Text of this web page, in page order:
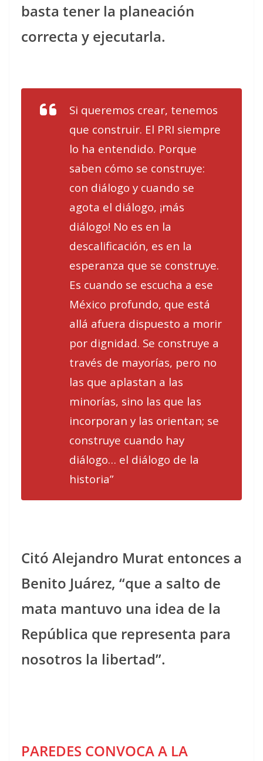
basta tener la planeación
correcta y ejecutarla.
Si queremos crear, tenemos
que construir. El PRI siempre
lo ha entendido. Porque
saben cómo se construye:
con diálogo y cuando se
agota el diálogo, ¡más
diálogo! No es en la
descalificación, es en la
esperanza que se construye.
Es cuando se escucha a ese
México profundo, que está
allá afuera dispuesto a morir
por dignidad. Se construye a
través de mayorías, pero no
las que aplastan a las
minorías, sino las que las
incorporan y las orientan; se
construye cuando hay
diálogo… el diálogo de la
historia”
Citó Alejandro Murat entonces a
Benito Juárez, “que a salto de
mata mantuvo una idea de la
República que representa para
nosotros la libertad”.
PAREDES CONVOCA A LA